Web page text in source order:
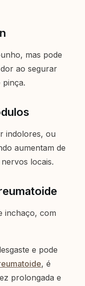
mas pode
ao segurar
pinça.
indolores, ou
aumentam de
locais.
inchaço, com
e pode
, é
prolongada e